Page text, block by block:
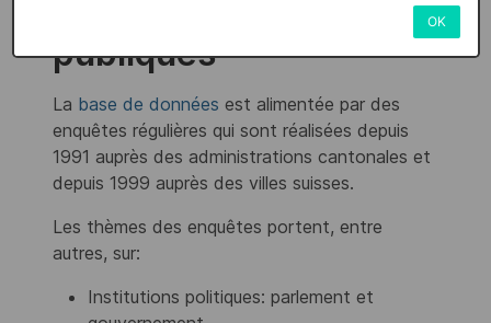
publiques
La base de données est alimentée par des
enquêtes régulières qui sont réalisées depuis
1991 auprès des administrations cantonales et
depuis 1999 auprès des villes suisses.
Les thèmes des enquêtes portent, entre
autres, sur:
Institutions politiques: parlement et
OK